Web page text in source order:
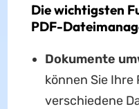
Die wichtigsten
PDF-
Dokumente
können Sie Ihre
verschiedene